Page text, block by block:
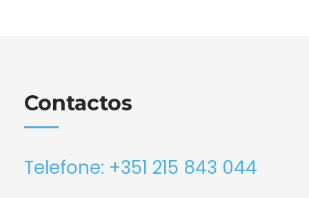
Contactos
Telefone: +351 215 843 044